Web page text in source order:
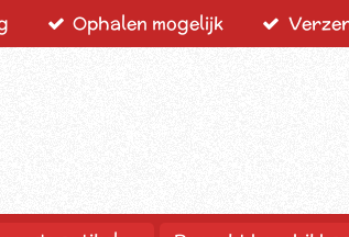
Ophalen mogelijk